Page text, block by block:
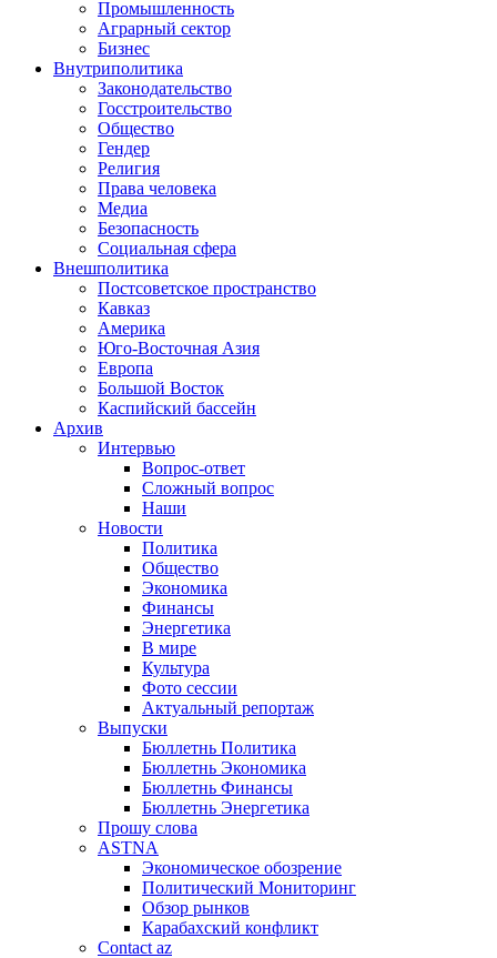
Промышленность
Аграрный сектор
Бизнес
Внутриполитика
Законодательство
Госстроительство
Общество
Гендер
Религия
Права человека
Медиа
Безопасность
Социальная сфера
Внешполитика
Постсоветское пространство
Кавказ
Америка
Юго-Восточная Азия
Европа
Большой Восток
Каспийский бассейн
Архив
Интервью
Вопрос-ответ
Сложный вопрос
Наши
Новости
Политика
Общество
Экономика
Финансы
Энергетика
В мире
Культура
Фото сессии
Актуальный репортаж
Выпуски
Бюллетнь Политика
Бюллетнь Экономика
Бюллетнь Финансы
Бюллетнь Энергетика
Прошу слова
ASTNA
Экономическое обозрение
Политический Мониторинг
Обзор рынков
Карабахский конфликт
Contact az